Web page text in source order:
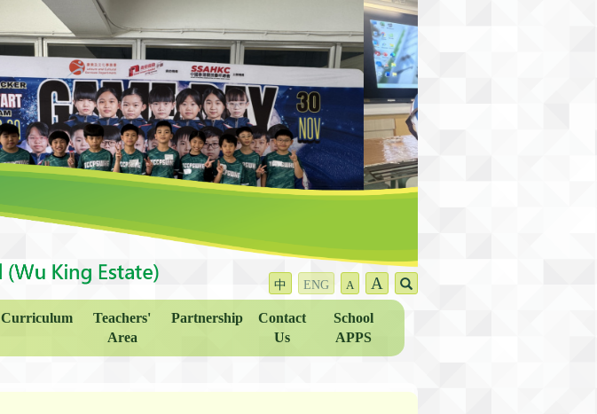
中 ENG A A
Curriculum
Teachers'
Area
Partnership
Contact
Us
School
APPS